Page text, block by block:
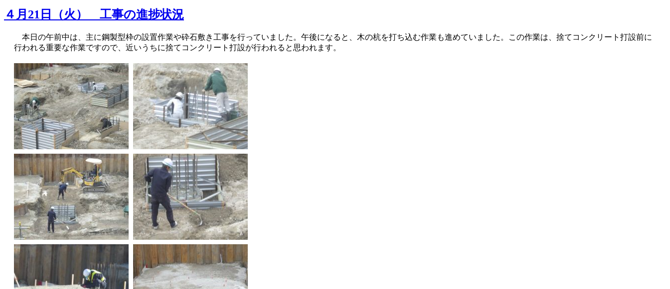
４月21日（火） 工事の進捗状況
本日の午前中は、主に鋼製型枠の設置作業や砕石敷き工事を行っていました。午後になると、木の杭を打ち込む作業も進めていました。この作業は、捨てコンクリート打設前に
行われる重要な作業ですので、近いうちに捨てコンクリート打設が行われると思われます。